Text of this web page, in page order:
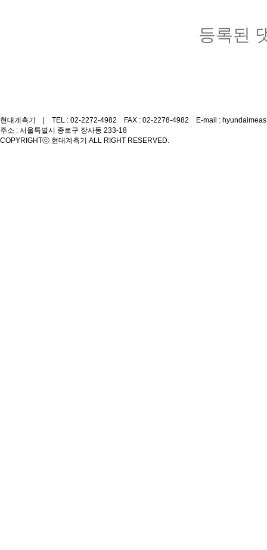
등록된
현대계측기 | TEL : 02-2272-4982 FAX : 02-2278-4982 E-mail :
주소 : 서울특별시 종로구 장사동 233-18
COPYRIGHTⓒ 현대계측기 ALL RIGHT RESERVED.